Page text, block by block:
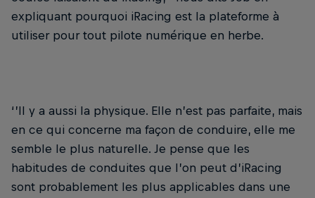
expliquant pourquoi iRacing est la plateforme à
utiliser pour tout pilote numérique en herbe.
‘’Il y a aussi la physique. Elle n’est pas parfaite, mais
en ce qui concerne ma façon de conduire, elle me
semble le plus naturelle. Je pense que les
habitudes de conduites que l’on peut d’iRacing
sont probablement les plus applicables dans une